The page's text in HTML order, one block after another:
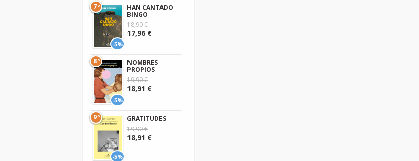
-5%
7º
HAN CANTADO
BINGO
18,90 €
17,96 €
-5%
8º
NOMBRES
PROPIOS
19,90 €
18,91 €
-5%
9º
GRATITUDES
19,90 €
18,91 €